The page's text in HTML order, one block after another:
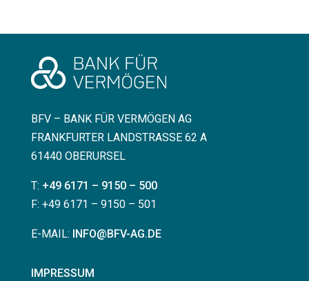
BFV – BANK FÜR VERMÖGEN AG
FRANKFURTER LANDSTRASSE 62 A
61440 OBERURSEL
T: +49 6171 – 9150 – 500
F: +49 6171 – 9150 – 501
E-MAIL: INFO@BFV-AG.DE
IMPRESSUM